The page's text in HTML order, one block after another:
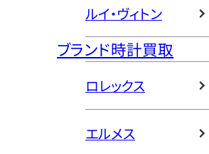
ルイ・ヴィトン
ブランド時計買取
ロレックス
エルメス